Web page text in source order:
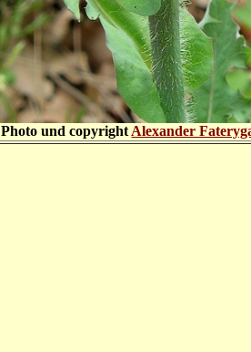
Photo und copyright Alexander